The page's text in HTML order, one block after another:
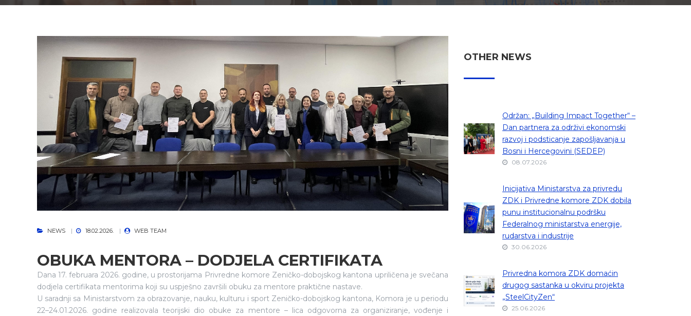
NEWS 18.02.2026. WEB TEAM
OBUKA MENTORA – DODJELA CERTIFIKATA
Dana 17. februara 2026. godine, u prostorijama Privredne komore Zeničko-dobojskog kantona upriličena je svečana
dodjela certifikata mentorima koji su uspješno završili obuku za mentore praktične nastave.
U saradnji sa Ministarstvom za obrazovanje, nauku, kulturu i sport Zeničko-dobojskog kantona, Komora je u periodu
22–24.01.2026. godine realizovala teorijski dio obuke za mentore – lica odgovorna za organiziranje, vođenje i
OTHER NEWS
Održan: „Building Impact Together“ –
Dan partnera za održivi ekonomski
razvoj i podsticanje zapošljavanja u
Bosni i Hercegovini (SEDEP)
08.07.2026
Inicijativa Ministarstva za privredu
ZDK i Privredne komore ZDK dobila
punu institucionalnu podršku
Federalnog ministarstva energije,
rudarstva i industrije
30.06.2026
Privredna komora ZDK domaćin
drugog sastanka u okviru projekta
„SteelCityZen“
25.06.2026